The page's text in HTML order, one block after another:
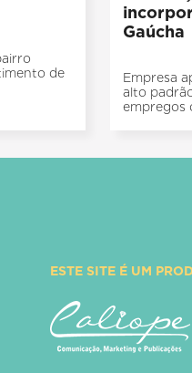
de
Gaúcha
Empresa
alto
empregos
ESTE SITE É UM